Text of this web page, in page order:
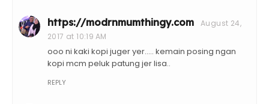
https://modrnmumthingy.com
August 24,
2017 at 10:19 AM
ooo ni kaki kopi juger yer..... kemain posing ngan
kopi mcm peluk patung jer lisa..
REPLY